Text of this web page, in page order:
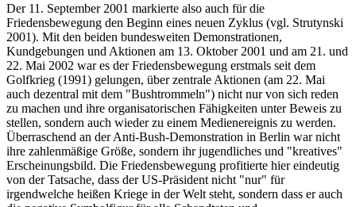
Der 11. September 2001 markierte also auch für die
Friedensbewegung den Beginn eines neuen Zyklus (vgl. Strutynski
2001). Mit den beiden bundesweiten Demonstrationen,
Kundgebungen und Aktionen am 13. Oktober 2001 und am 21. und
22. Mai 2002 war es der Friedensbewegung erstmals seit dem
Golfkrieg (1991) gelungen, über zentrale Aktionen (am 22. Mai
auch dezentral mit dem "Bushtrommeln") nicht nur von sich reden
zu machen und ihre organisatorischen Fähigkeiten unter Beweis zu
stellen, sondern auch wieder zu einem Medienereignis zu werden.
Überraschend an der Anti-Bush-Demonstration in Berlin war nicht
ihre zahlenmäßige Größe, sondern ihr jugendliches und "kreatives"
Erscheinungsbild. Die Friedensbewegung profitierte hier eindeutig
von der Tatsache, dass der US-Präsident nicht "nur" für
irgendwelche heißen Kriege in der Welt steht, sondern dass er auch